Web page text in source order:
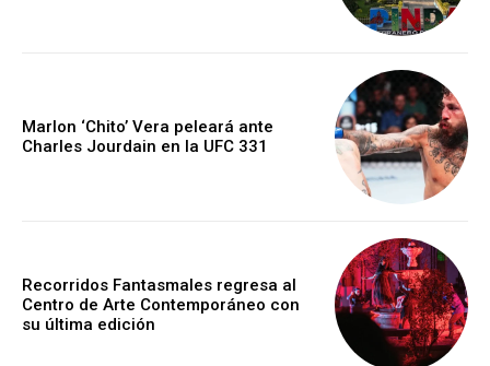
Marlon ‘Chito’ Vera peleará ante
Charles Jourdain en la UFC 331
Recorridos Fantasmales regresa al
Centro de Arte Contemporáneo con
su última edición